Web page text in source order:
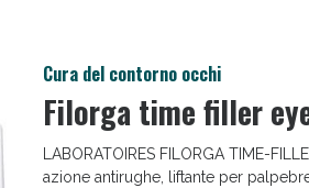
Cura del contorno occhi
Filorga time filler
LABORATOIRES FILORGA TIME-
azione antirughe, liftante per
e Multivitaminici: oggi